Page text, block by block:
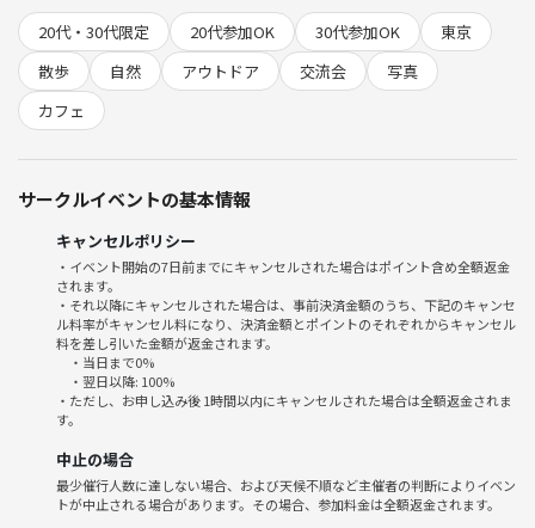
🟢サークルの雰囲気🟢
・初参加でも驚くほど打ち解けやすく、メンバー同士がお互いを気遣え
る空気が自慢です。
・運営がこまめにフォローしますので、困った事やご要望も気軽に相談
OK！
1. 都会のど真ん中でリフレッシュ＆新しい発見🌿
3. ゆるやかに交流できるから、会話が苦手な方も安心！
4. SNS映えする風景スポットをみんなで発掘📸
5. 日ごろのモヤモヤも解消できる心地よい場作り
⚠️注意事項⚠️
下記の行為はご遠慮ください。
・過度なナンパ行為や迷惑行為
・開催内容や風景写真、動画のSNS等への無許可投稿
サークルやイベントの輪を乱す行動をする方、運営側の指示に従ってい
20代・30代限定
20代参加OK 30代参加OK
東京
散歩
自然 アウトドア 交流会
写真
カフェ
サークルイベントの基本情報
キャンセルポリシー
・イベント開始の7日前までにキャンセルされた場合はポイント含め全額返金
されます。
・それ以降にキャンセルされた場合は、事前決済金額のうち、下記のキャンセ
ル料率がキャンセル料になり、決済金額とポイントのそれぞれからキャンセル
料を差し引いた金額が返金されます。
・当日まで0%
・翌日以降: 100%
・ただし、お申し込み後 1時間以内にキャンセルされた場合は全額返金されま
す。
中止の場合
最少催行人数に達しない場合、および天候不順など主催者の判断によりイベン
トが中止される場合があります。その場合、参加料金は全額返金されます。